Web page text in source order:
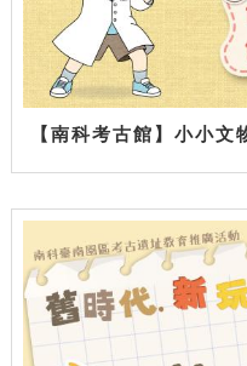
【南科考古館】小小文